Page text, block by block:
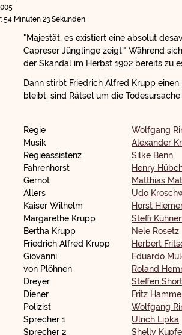
54 Minuten 23 Sekunden
"Majestät, es existiert eine absolut
Capreser Jünglinge zeigt." Während
der Skandal im Herbst 1902 bereits zu
Dann stirbt Friedrich Alfred Krupp
bleibt, sind Rätsel um die
Regie
Wolfgang
Musik
Alexander
Regieassistenz
Silke Benn
Fahrenhorst
Henry
Gernot
Matthias
Allers
Udo
Kaiser Wilhelm
Horst
Margarethe Krupp
Steffi
Bertha Krupp
Nele Rosetz
Friedrich Alfred Krupp
Herbert
Giovanni
Eduardo
von Plöhnen
Roland
Dreyer
Steffen
Diener
Fritz
Polizist
Wolfgang
Sprecher 1
Ulrich Lipka
Sprecher 2
Shelly